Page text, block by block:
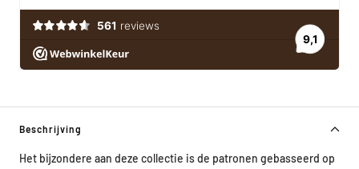
Beschrijving
Het bijzondere aan deze collectie is de patronen gebasseerd op